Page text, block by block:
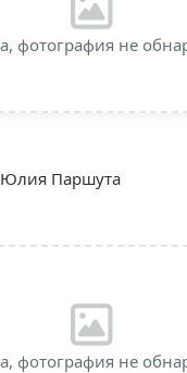
фотография не
Паршута
фотография не